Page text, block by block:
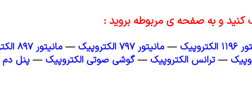
و به صفحه ی مربوطه بروید :
— مانیتور ۷۹۷ الکتروپیک — مانیتور ۸۹۷ الکتروپیک
— ترانس الکتروپیک —گوشی صوتی الکتروپیک — پنل دم